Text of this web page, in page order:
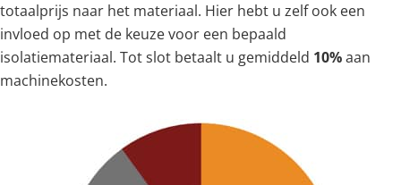
totaalprijs naar het materiaal. Hier hebt u zelf ook een
invloed op met de keuze voor een bepaald
isolatiemateriaal. Tot slot betaalt u gemiddeld 10%aan
machinekosten.